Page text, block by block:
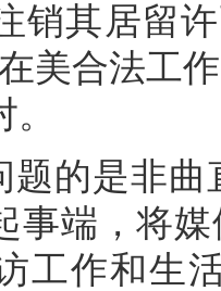
销其居留
美合法工
题的是非
事端，将
工作和生